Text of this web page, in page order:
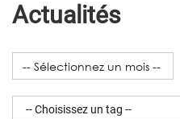
Actualités